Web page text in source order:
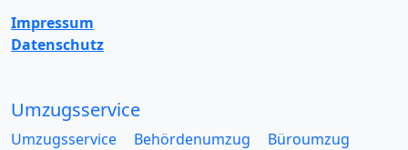
Impressum
Datenschutz
Umzugsservice
Umzugsservice Behördenumzug
Büroumzug